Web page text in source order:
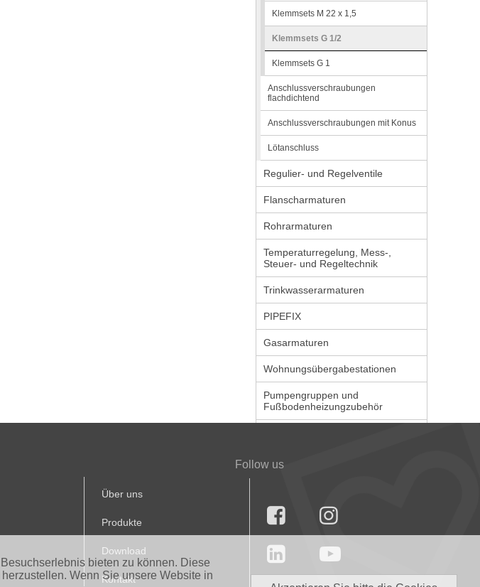
bieten zu können. Diese
Wenn Sie unsere Website in
Klemmsets M 22 x 1,5
Klemmsets G 1/2
Klemmsets G 1
Anschlussverschraubungen
flachdichtend
Anschlussverschraubungen mit Konus
Lötanschluss
Regulier- und Regelventile
Flanscharmaturen
Rohrarmaturen
Temperaturregelung, Mess-,
Steuer- und Regeltechnik
Trinkwasserarmaturen
PIPEFIX
Gasarmaturen
Wohnungsübergabestationen
Pumpengruppen und
Fußbodenheizungzubehör
Über uns
Produkte
Download
Kontakt
Follow us



